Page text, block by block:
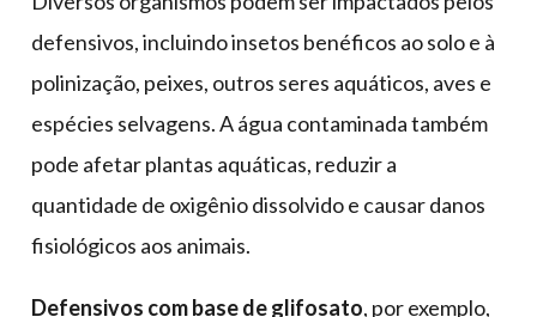
defensivos, incluindo insetos benéficos ao solo e à
polinização, peixes, outros seres aquáticos, aves e
espécies selvagens. A água contaminada também
pode afetar plantas aquáticas, reduzir a
quantidade de oxigênio dissolvido e causar danos
fisiológicos aos animais.
Defensivos com base de glifosato, por exemplo,